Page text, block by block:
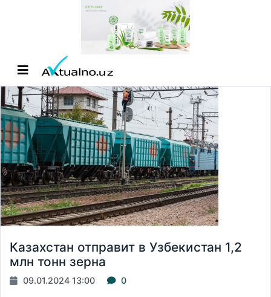
Казахстан отправит в Узбекистан 1,2
млн тонн зерна
09.01.2024 13:00 0